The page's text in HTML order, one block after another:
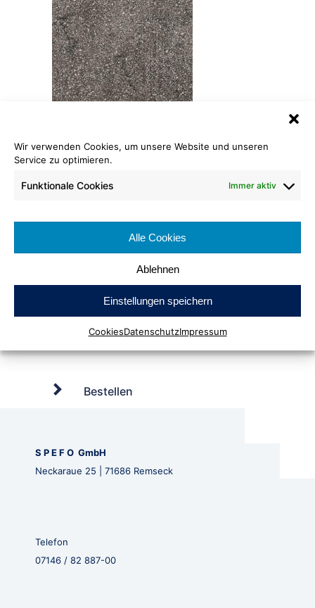
Wir verwenden Cookies, um unsere Website und unseren
Service zu optimieren.
Funktionale Cookies Immer aktiv
Alle Cookies
Ablehnen
Einstellungen speichern
CookiesDatenschutzImpressum
781 straßenasphalt grob
Rollenlänge: ca. 25 lfm
100% recyclebar
Bestellen
PVC Print Premium
S P E F O GmbH
Neckaraue 25 | 71686 Remseck
Telefon
07146 / 82 887-00